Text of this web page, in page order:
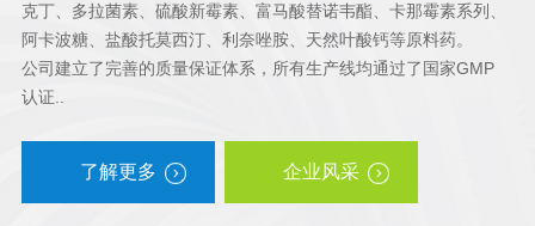
克丁、多拉菌素、硫酸新霉素、富马酸替诺韦酯、卡那霉素系列、
阿卡波糖、盐酸托莫西汀、利奈唑胺、天然叶酸钙等原料药。
公司建立了完善的质量保证体系，所有生产线均通过了国家GMP
认证..
了解更多 企业风采